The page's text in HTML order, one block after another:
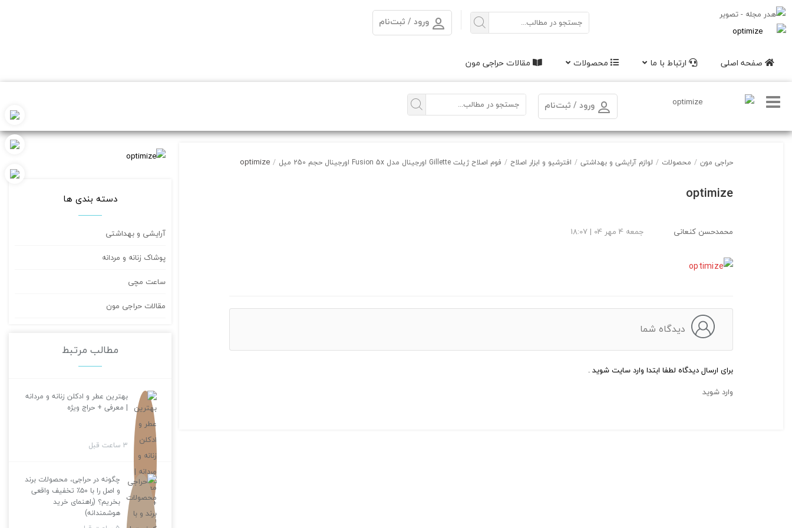
ورود / ثبت‌نام
صفحه اصلی ارتباط با ما محصولات مقالات حراجی مون
ورود / ثبت‌نام
حراجی مون / محصولات / لوازم آرایشی و بهداشتی / افترشیو و ابزار اصلاح / فوم اصلاح ژیلت Gillette اورجینال مدل Fusion 5x اورجینال حجم 250 میل /
optimize
optimize
محمدحسن کنعانی جمعه 4 مهر 04 | 18:07
دیدگاه شما
برای ارسال دیدگاه لطفا ابتدا وارد سایت شوید .
وارد شوید
دسته بندی ها
آرایشی و بهداشتی
پوشاک زنانه و مردانه
ساعت مچی
مقالات حراجی مون
مطالب مرتبط
بهترین عطر و ادکلن زنانه و مردانه
| معرفی + حراج ویژه
3 ساعت قبل
چگونه در حراجی، محصولات برند
و اصل را با ۵۰٪ تخفیف واقعی
بخریم؟ (راهنمای خرید
هوشمندانه)